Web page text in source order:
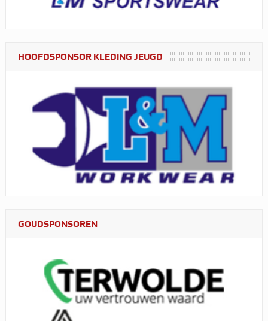
HOOFDSPONSOR KLEDING JEUGD
GOUDSPONSOREN